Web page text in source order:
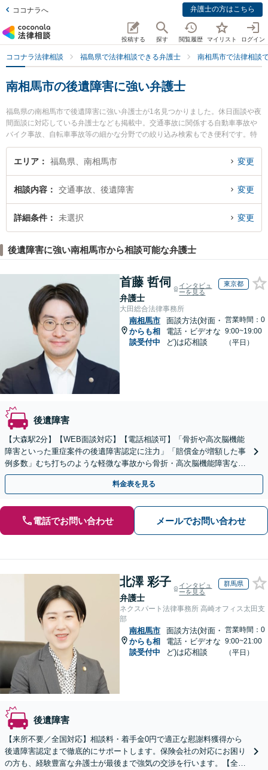
ココナラへ 弁護士の方はこちら
投稿する 探す 閲覧履歴 マイリスト ログイン
ココナラ法律相談 福島県で法律相談できる弁護士 南相馬市で法律相談
南相馬市の後遺障害に強い弁護士
福島県の南相馬市で後遺障害に強い弁護士が1名見つかりました。休日面談や夜
間面談に対応している弁護士なども掲載中。交通事故に関係する自動車事故や
バイク事故、自転車事故等の細かな分野での絞り込み検索もでき便利です。特
にひばり法律事務所の西山 健司弁護士のプロフィール情報や弁護士費用、強み
などが注目されています。『南相馬市で土日や夜間に発生した後遺障害のトラ
馬市内の弁護士に相談予約したい』などでお困りの相談者さんにおすすめで
す。
エリア 福島県、南相馬市 変更
相談内容 交通事故、後遺障害 変更
詳細条件 未選択 変更
後遺障害に強い南相馬市から相談可能な弁護士
首藤 哲伺
弁護士
インタビュ
ーを見る
東京都
大田総合法律事務所
南相馬市
からも相
談受付中
面談方法(対面・
電話・ビデオな
ど)は応相談
営業時間：0
9:00~19:00
（平日）
後遺障害
【大森駅2分】【WEB面談対応】【電話相談可】「骨折や高次脳機能
障害といった重症案件の後遺障害認定に注力」「賠償金が増額した事
例多数」むち打ちのような軽微な事故から骨折・高次脳機能障害など
の重症事故まで、事故の規模に関わらず対応いたします
料金表を見る
電話でお問い合わせ メールでお問い合わせ
北澤 彩子
弁護士
インタビュ
ーを見る
群馬県
ネクスパート法律事務所 高崎オフィス太田支
部
南相馬市
からも相
談受付中
面談方法(対面・
電話・ビデオな
ど)は応相談
営業時間：0
9:00~21:00
（平日）
後遺障害
【来所不要／全国対応】相談料・着手金0円で適正な慰謝料獲得から
後遺障害認定まで徹底的にサポートします。保険会社の対応にお困り
の方も、経験豊富な弁護士が最後まで強気の交渉を行います。【全国